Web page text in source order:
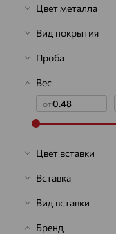
Цвет металла
Вид покрытия
Проба
Вес
от
Цвет вставки
Вставка
Вид вставки
Бренд